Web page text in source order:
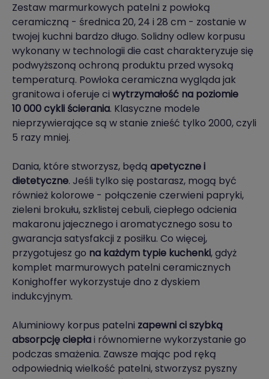
Zestaw marmurkowych patelni z powłoką
ceramiczną - średnica 20, 24 i 28 cm - zostanie w
twojej kuchni bardzo długo. Solidny odlew korpusu
wykonany w technologii die cast charakteryzuje się
podwyższoną ochroną produktu przed wysoką
temperaturą. Powłoka ceramiczna wygląda jak
granitowa i oferuje ci wytrzymałość na poziomie
10 000 cykli ścierania. Klasyczne modele
nieprzywierające są w stanie znieść tylko 2000, czyli
5 razy mniej.
Dania, które stworzysz, będą apetyczne i
dietetyczne. Jeśli tylko się postarasz, mogą być
również kolorowe - połączenie czerwieni papryki,
zieleni brokułu, szklistej cebuli, ciepłego odcienia
makaronu jajecznego i aromatycznego sosu to
gwarancja satysfakcji z posiłku. Co więcej,
przygotujesz go na każdym typie kuchenki, gdyż
komplet marmurowych patelni ceramicznych
Konighoffer wykorzystuje dno z dyskiem
indukcyjnym.
Aluminiowy korpus patelni zapewni ci szybką
absorpcję ciepłai równomierne wykorzystanie go
podczas smażenia. Zawsze mając pod ręką
odpowiednią wielkość patelni, stworzysz pyszny